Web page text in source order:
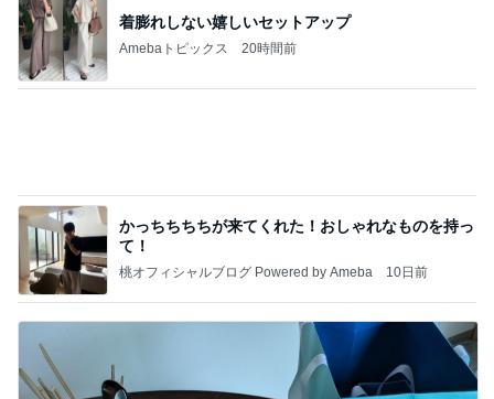
着膨れしない嬉しいセットアップ
Amebaトピックス 20時間前
かっちちちちが来てくれた！おしゃれなものを持っ
て！
桃オフィシャルブログ Powered by Ameba 10日前